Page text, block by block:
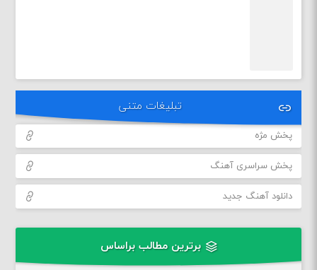
تبلیغات متنی
پخش مژه
پخش سراسری آهنگ
دانلود آهنگ جدید
برترین مطالب براساس